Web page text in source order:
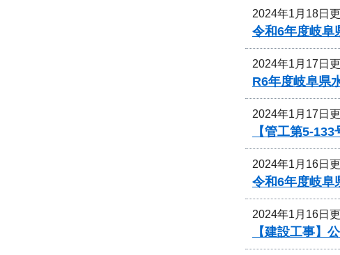
2024年1月18日
令和6年度岐阜
2024年1月17日
R6年度岐阜県
2024年1月17日
【管工第5-
2024年1月16日
令和6年度岐阜
2024年1月16日
【建設工事